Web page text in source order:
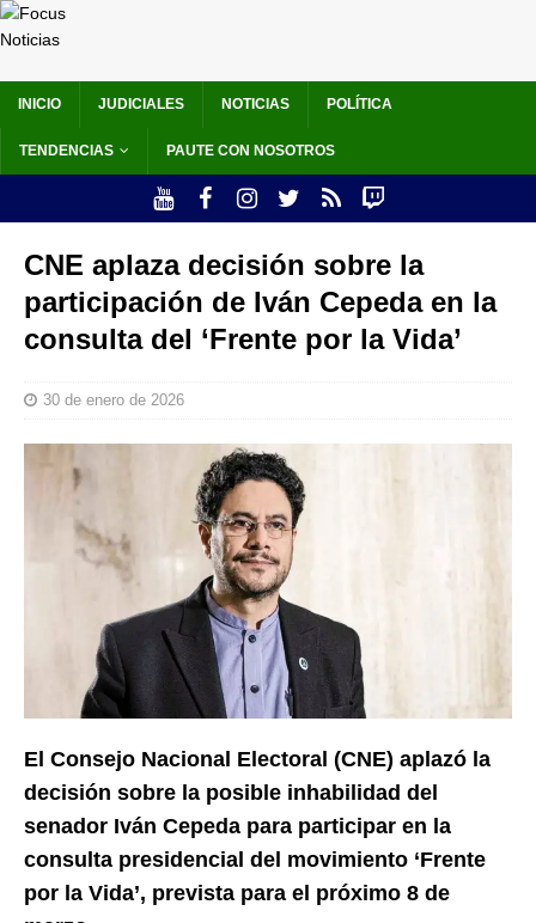
INICIO JUDICIALES NOTICIAS POLÍTICA
TENDENCIAS PAUTE CON NOSOTROS
CNE aplaza decisión sobre la
participación de Iván Cepeda en la
consulta del ‘Frente por la Vida’
30 de enero de 2026
El Consejo Nacional Electoral (CNE) aplazó la
decisión sobre la posible inhabilidad del
senador Iván Cepeda para participar en la
consulta presidencial del movimiento ‘Frente
por la Vida’, prevista para el próximo 8 de